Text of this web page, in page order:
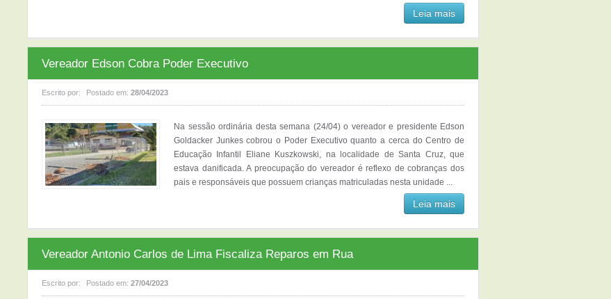
Leia mais
Vereador Edson Cobra Poder Executivo
Escrito por: Postado em: 28/04/2023
Na sessão ordinária desta semana (24/04) o vereador e presidente Edson
Goldacker Junkes cobrou o Poder Executivo quanto a cerca do Centro de
Educação Infantil Eliane Kuszkowski, na localidade de Santa Cruz, que
estava danificada. A preocupação do vereador é reflexo de cobranças dos
pais e responsáveis que possuem crianças matriculadas nesta unidade ...
Leia mais
Vereador Antonio Carlos de Lima Fiscaliza Reparos em Rua
Escrito por: Postado em: 27/04/2023